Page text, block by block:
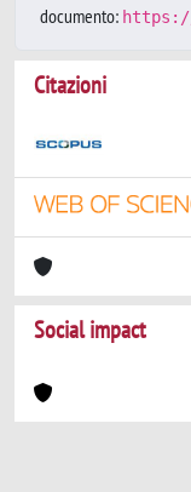
documento:
Citazioni
Social impact